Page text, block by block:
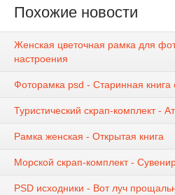
Похожие новости
Женская цветочная рамка для
настроения
Фоторамка psd - Старинная книга
Туристический скрап-комплект -
Рамка женская - Открытая книга
Морской скрап-комплект -
PSD исходники - Вот луч